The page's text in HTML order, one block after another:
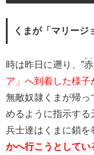
くまが「マリージ
時は昨日に遡り、”
レ
ア」へ到着した様子
無敵奴隷くまが帰っ
めるように指示する
兵士達はくまに鎖を
かへ行こうとしてい